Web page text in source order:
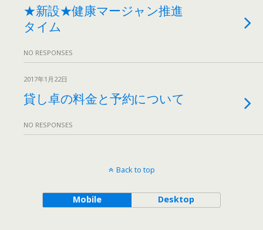
★新設★健康マージャン推進
タイム
NO RESPONSES
2017年1月22日
貸し卓の料金と予約について
NO RESPONSES
Back to top
Mobile Desktop